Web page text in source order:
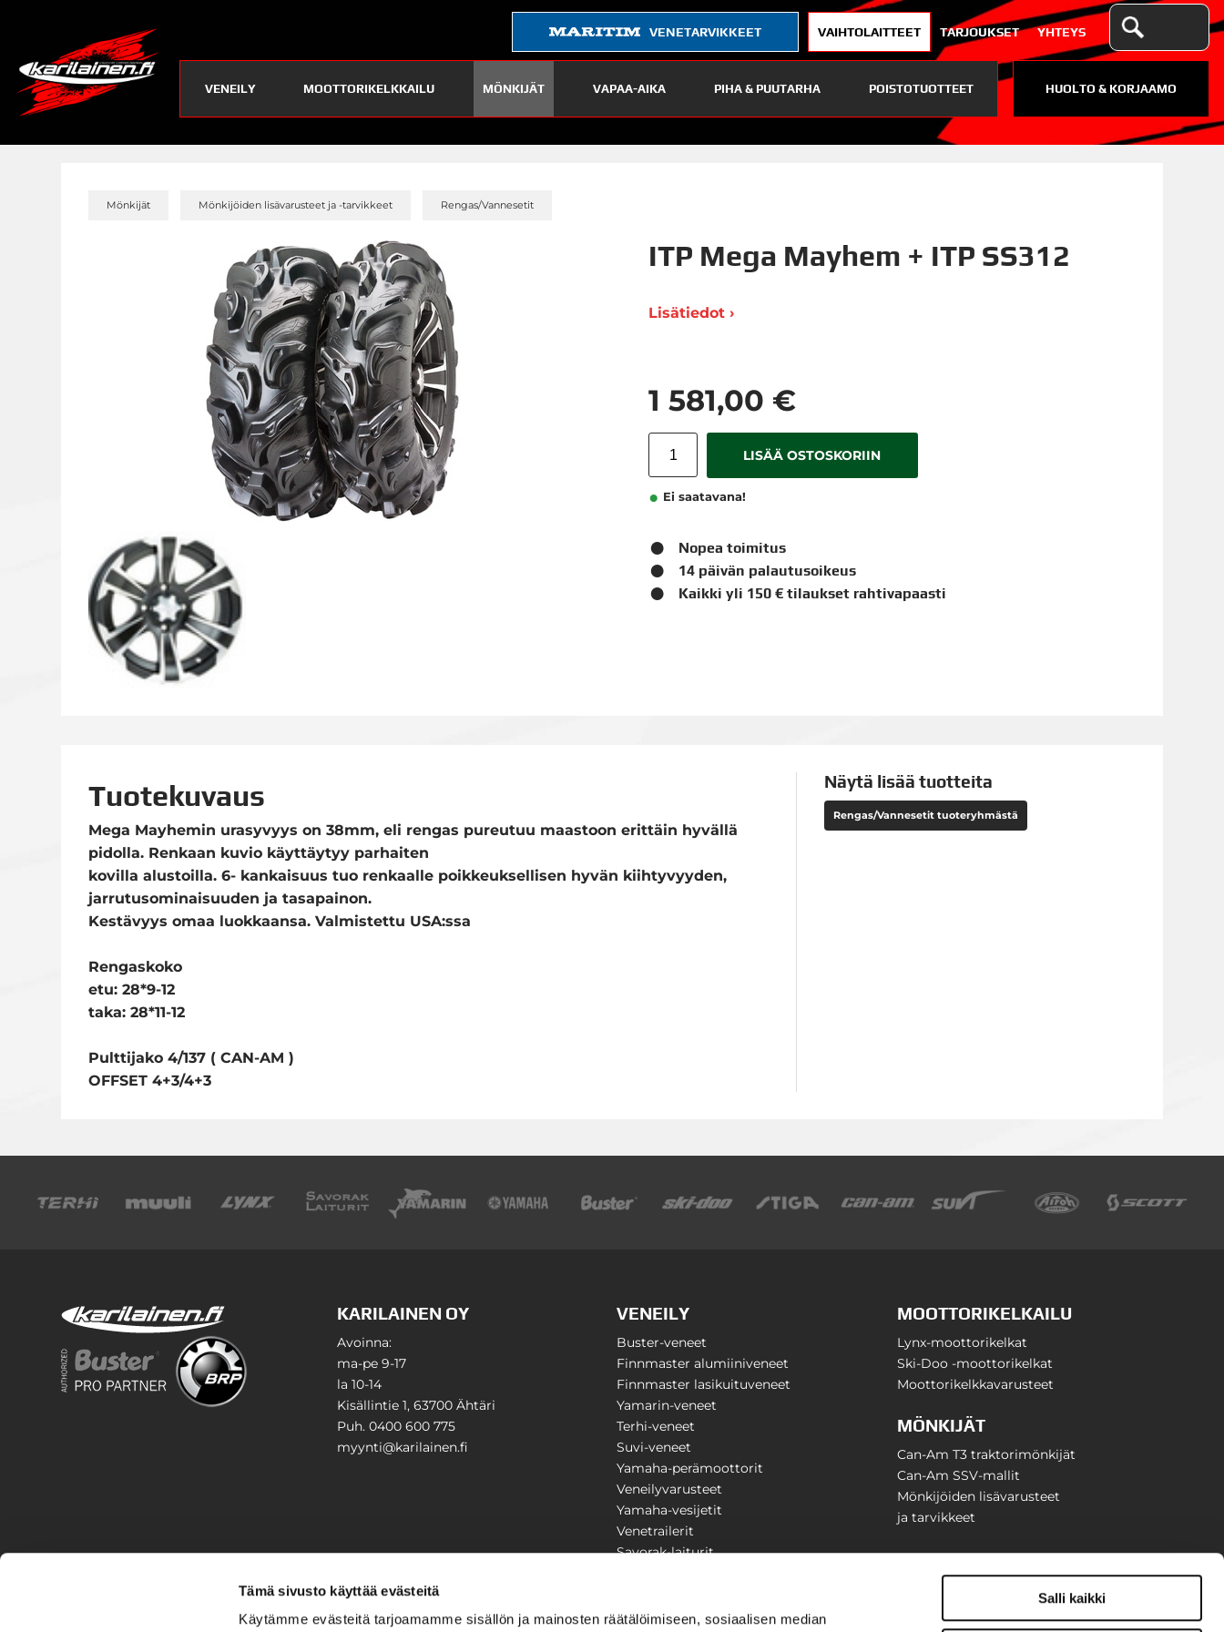
Tämä sivusto käyttää evästeitä
Käytämme evästeitä tarjoamamme sisällön ja mainosten räätälöimiseen, sosiaalisen median
Salli kaikki
VENETARVIKKEET VAIHTOLAITTEET TARJOUKSET YHTEYS
VENEILY MOOTTORIKELKKAILU MÖNKIJÄT VAPAA-AIKA PIHA & PUUTARHA POISTOTUOTTEET HUOLTO & KORJAAMO
Mönkijät Mönkijöiden lisävarusteet ja -tarvikkeet Rengas/Vannesetit
ITP Mega Mayhem + ITP SS312
Lisätiedot ›
1 581,00 €
LISÄÄ OSTOSKORIIN
Ei saatavana!
Nopea toimitus
14 päivän palautusoikeus
Kaikki yli 150 € tilaukset rahtivapaasti
Tuotekuvaus
Mega Mayhemin urasyvyys on 38mm, eli rengas pureutuu maastoon erittäin hyvällä
pidolla. Renkaan kuvio käyttäytyy parhaiten
kovilla alustoilla. 6- kankaisuus tuo renkaalle poikkeuksellisen hyvän kiihtyvyyden,
jarrutusominaisuuden ja tasapainon.
Kestävyys omaa luokkaansa. Valmistettu USA:ssa
Rengaskoko
etu: 28*9-12
taka: 28*11-12
Pulttijako 4/137 ( CAN-AM )
OFFSET 4+3/4+3
Näytä lisää tuotteita
Rengas/Vannesetit tuoteryhmästä
KARILAINEN OY
Avoinna:
ma-pe 9-17
la 10-14
Kisällintie 1, 63700 Ähtäri
Puh. 0400 600 775
myynti@karilainen.fi
VENEILY
Buster-veneet
Finnmaster alumiiniveneet
Finnmaster lasikuituveneet
Yamarin-veneet
Terhi-veneet
Suvi-veneet
Yamaha-perämoottorit
Veneilyvarusteet
Yamaha-vesijetit
Venetrailerit
Savorak-laiturit
MOOTTORIKELKAILU
Lynx-moottorikelkat
Ski-Doo -moottorikelkat
Moottorikelkkavarusteet
MÖNKIJÄT
Can-Am T3 traktorimönkijät
Can-Am SSV-mallit
Mönkijöiden lisävarusteet
ja tarvikkeet
PIHA & PUUTARHA
Stiga
Yritysesittely